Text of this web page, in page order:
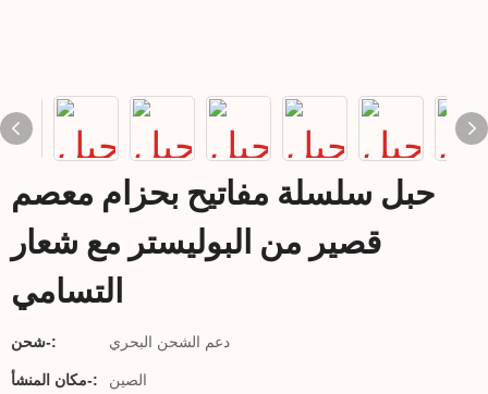
حبل سلسلة مفاتيح بحزام معصم
قصير من البوليستر مع شعار
التسامي
شحن-: دعم الشحن البحري
مكان المنشأ-: الصين